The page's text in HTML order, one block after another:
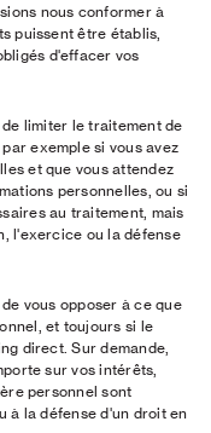
nous conformer à
puissent être établis,
d'effacer vos
limiter le traitement de
exemple si vous avez
et que vous attendez
personnelles, ou si
au traitement, mais
l'exercice ou la défense
vous opposer à ce que
et toujours si le
direct. Sur demande,
sur vos intérêts,
personnel sont
à la défense d'un droit en